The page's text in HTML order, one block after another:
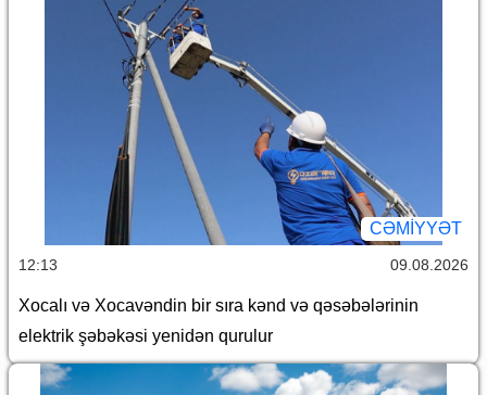
CƏMİYYƏT
12:13 09.08.2026
Xocalı və Xocavəndin bir sıra kənd və qəsəbələrinin
elektrik şəbəkəsi yenidən qurulur